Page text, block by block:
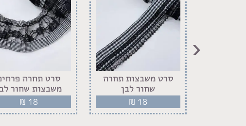
סרט משבצות תחרה
שחור לבן
₪ 18
סרט תחרה
משבצות שחור
₪ 18
‹